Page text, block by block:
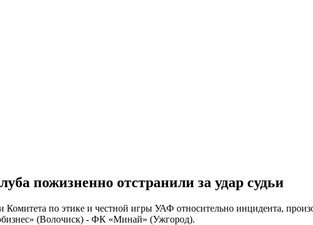
пожизненно отстранили за удар судьи
по этике и честной игры УАФ относительно инцидента,
(Волочиск) - ФК «Минай» (Ужгород).